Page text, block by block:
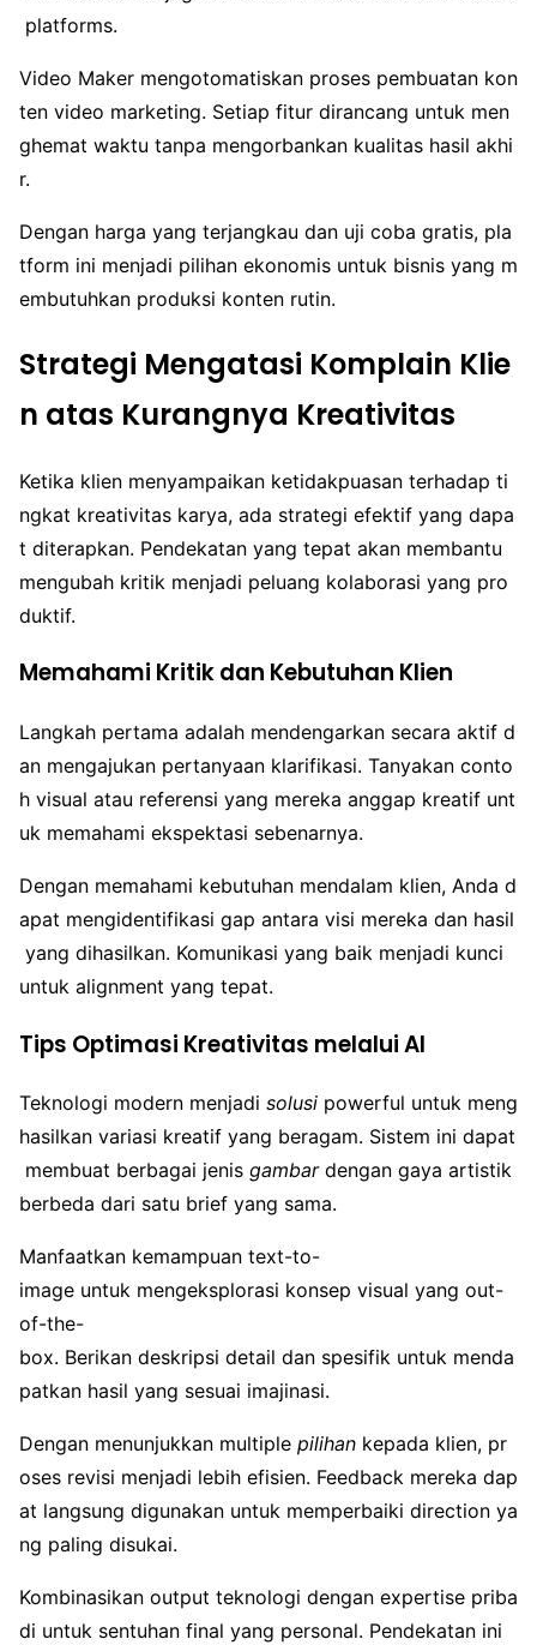
platforms.
Video Maker mengotomatiskan proses pembuatan kon
ten video marketing. Setiap fitur dirancang untuk men
ghemat waktu tanpa mengorbankan kualitas hasil akhi
r.
Dengan harga yang terjangkau dan uji coba gratis, pla
tform ini menjadi pilihan ekonomis untuk bisnis yang m
embutuhkan produksi konten rutin.
Strategi Mengatasi Komplain Klie
n atas Kurangnya Kreativitas
Ketika klien menyampaikan ketidakpuasan terhadap ti
ngkat kreativitas karya, ada strategi efektif yang dapa
t diterapkan. Pendekatan yang tepat akan membantu
mengubah kritik menjadi peluang kolaborasi yang pro
duktif.
Memahami Kritik dan Kebutuhan Klien
Langkah pertama adalah mendengarkan secara aktif d
an mengajukan pertanyaan klarifikasi. Tanyakan conto
h visual atau referensi yang mereka anggap kreatif unt
uk memahami ekspektasi sebenarnya.
Dengan memahami kebutuhan mendalam klien, Anda d
apat mengidentifikasi gap antara visi mereka dan hasil
yang dihasilkan. Komunikasi yang baik menjadi kunci
untuk alignment yang tepat.
Tips Optimasi Kreativitas melalui AI
Teknologi modern menjadi solusi powerful untuk meng
hasilkan variasi kreatif yang beragam. Sistem ini dapat
membuat berbagai jenis gambardengan gaya artistik
berbeda dari satu brief yang sama.
Manfaatkan kemampuan text-to-
image untuk mengeksplorasi konsep visual yang out-
of-the-
box. Berikan deskripsi detail dan spesifik untuk menda
patkan hasil yang sesuai imajinasi.
Dengan menunjukkan multiple pilihan kepada klien, pr
oses revisi menjadi lebih efisien. Feedback mereka dap
at langsung digunakan untuk memperbaiki direction ya
ng paling disukai.
Kombinasikan output teknologi dengan expertise priba
di untuk sentuhan final yang personal. Pendekatan ini